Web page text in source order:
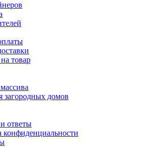
товар
загородных домов
ответы
конфиденциальности